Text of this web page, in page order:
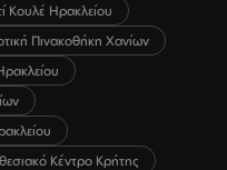
Κουλέ Ηρακλείου
Πινακοθήκη Χανίων
Κέντρο Κρήτης